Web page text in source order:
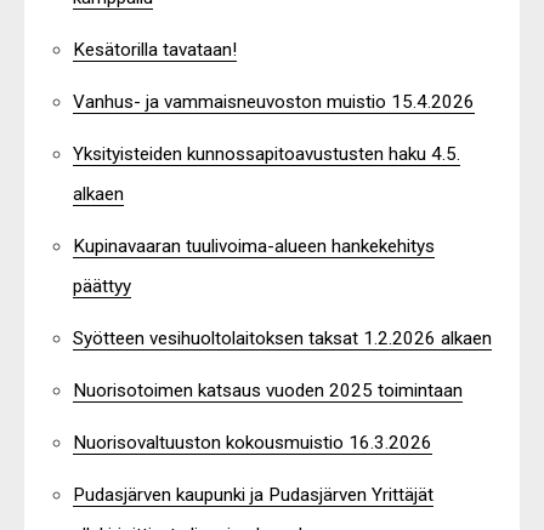
Kesätorilla tavataan!
Vanhus- ja vammaisneuvoston muistio 15.4.2026
Yksityisteiden kunnossapitoavustusten haku 4.5.
alkaen
Kupinavaaran tuulivoima-alueen hankekehitys
päättyy
Syötteen vesihuoltolaitoksen taksat 1.2.2026 alkaen
Nuorisotoimen katsaus vuoden 2025 toimintaan
Nuorisovaltuuston kokousmuistio 16.3.2026
Pudasjärven kaupunki ja Pudasjärven Yrittäjät